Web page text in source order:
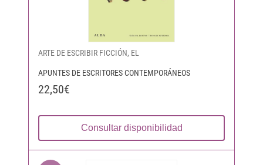
ARTE DE ESCRIBIR FICCIÓN, EL
APUNTES DE ESCRITORES CONTEMPORÁNEOS
22,50€
Consultar disponibilidad